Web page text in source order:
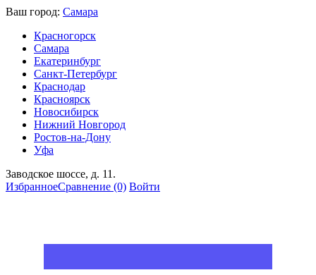
Ваш город: Самара
Красногорск
Самара
Екатеринбург
Санкт-Петербург
Краснодар
Красноярск
Новосибирск
Нижний Новгород
Ростов-на-Дону
Уфа
Заводское шоссе, д. 11.
ИзбранноеСравнение (0) Войти